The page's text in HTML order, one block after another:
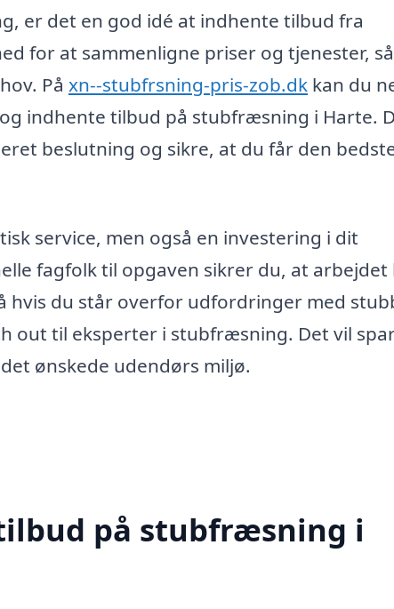
er det en god idé at indhente tilbud fra
for at sammenligne priser og tjenester,
På xn--stubfrsning-pris-zob.dk kan du
indhente tilbud på stubfræsning i Harte.
beslutning og sikre, at du får den
service, men også en investering i dit
fagfolk til opgaven sikrer du, at arbejdet
hvis du står overfor udfordringer med
out til eksperter i stubfræsning. Det vil
ønskede udendørs miljø.
på stubfræsning i